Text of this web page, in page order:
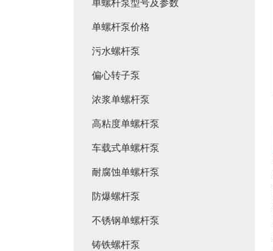
单螺杆泵型号及参数
单螺杆泵价格
污水螺杆泵
偏心转子泵
浓浆单螺杆泵
高粘度单螺杆泵
车载式单螺杆泵
耐腐蚀单螺杆泵
防爆螺杆泵
不锈钢单螺杆泵
铸铁螺杆泵